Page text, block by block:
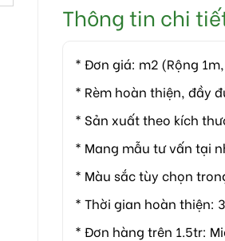
Thông tin chi
* Đơn giá: m2 (Rộng
* Rèm hoàn thiện, đầy
* Sản xuất theo kích
* Mang mẫu tư vấn tại
* Màu sắc tùy chọn
* Thời gian hoàn thiện:
* Đơn hàng trên 1.5tr: